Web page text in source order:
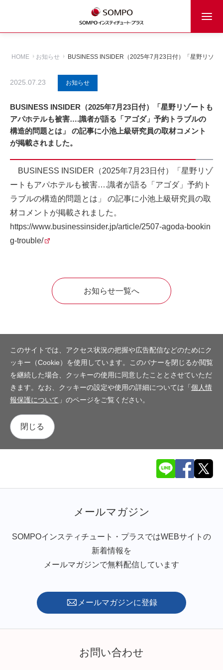
HOME お知らせ BUSINESS INSIDER（2025年7月23日付）「星野リゾ
2025.07.23 お知らせ
BUSINESS INSIDER（2025年7月23日付）「星野リゾートも
アパホテルも被害….識者が語る「アゴダ」予約トラブルの
構造的問題とは」 の記事に小池上級研究員の取材コメント
が掲載されました。
BUSINESS INSIDER（2025年7月23日付）「星野リゾ
ートもアパホテルも被害….識者が語る「アゴダ」予約ト
ラブルの構造的問題とは」 の記事に小池上級研究員の取
材コメントが掲載されました。
https://www.businessinsider.jp/article/2507-agoda-bookin
g-trouble/
お知らせ一覧へ
このサイトでは、アクセス状況の把握や広告配信などのためにク
ッキー（Cookie）を使用しています。このバナーを閉じるか閲覧
を継続した場合、クッキーの使用に同意したこととさせていただ
きます。なお、クッキーの設定や使用の詳細については「個人情
報保護について 」のページをご覧ください。
閉じる
メールマガジン
SOMPOインスティチュート・プラスではWEBサイトの
新着情報を
メールマガジンで無料配信しています
メールマガジンに登録
お問い合わせ